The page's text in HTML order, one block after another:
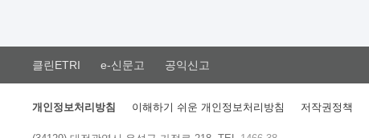
(2 ~ 3년차) 연봉의 40%  추진일정(1)
희망기업 신청/접수(2)희망인력-희망기업
매칭(3)현장조사/ 선정(심의)(4)협약체결
26일 9월초순 9월 중순 10월 이후*
클린ETRI e-신문고 공익신고
개인정보처리방침 이해하기 쉬운 개인정보처리방침 저작권정책